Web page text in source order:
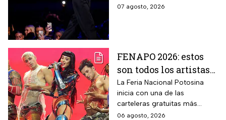
internacionales este viernes 7
07 agosto, 2026
FENAPO 2026: estos
son todos los artistas
que darán conciertos
GRATIS en San Luis
Potosí
La Feria Nacional Potosina
inicia con una de las
carteleras gratuitas más
esperadas del año. Consulta
06 agosto, 2026